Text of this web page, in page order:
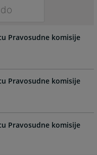
Pravosudne komisije
Pravosudne komisije
Pravosudne komisije